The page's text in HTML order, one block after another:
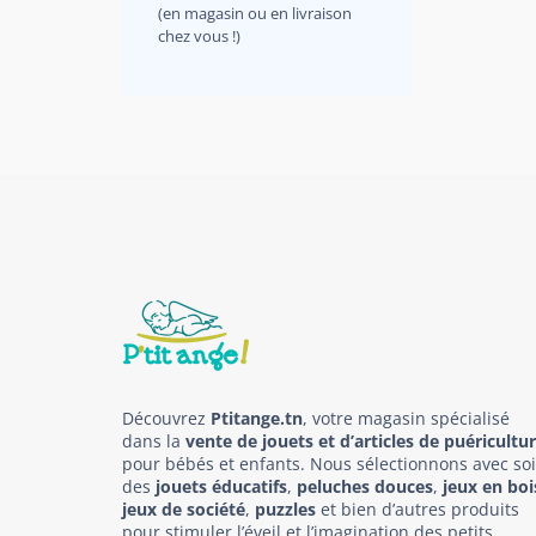
(en magasin ou en livraison
chez vous !)
Découvrez Ptitange.tn, votre magasin spécialisé
dans la vente de jouets et d’articles de
pour bébés et enfants. Nous sélectionnons avec
des jouets éducatifs, peluches douces, jeux en
jeux de société, puzzles et bien d’autres produits